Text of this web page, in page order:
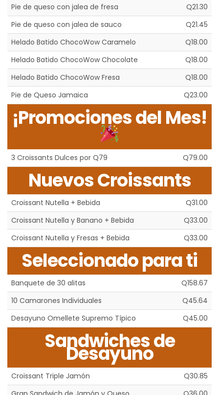
Pie de queso con jalea de fresa
Q21.30
Pie de queso con jalea de sauco
Q21.45
Helado Batido ChocoWow Caramelo
Q18.00
Helado Batido ChocoWow Chocolate
Q18.00
Helado Batido ChocoWow Fresa
Q18.00
Pie de Queso Jamaica
Q23.00
¡Promociones del Mes!
3 Croissants Dulces por Q79 Q79.00
Nuevos Croissants
Croissant Nutella + Bebida
Q31.00
Croissant Nutella y Banano + Bebida
Q33.00
Croissant Nutella y Fresas + Bebida
Q33.00
Seleccionado para ti
Banquete de 30 alitas
Q158.67
10 Camarones Individuales
Q45.64
Desayuno Omellete Supremo Típico
Q45.00
Sandwiches de
Desayuno
Croissant Triple Jamón
Q30.85